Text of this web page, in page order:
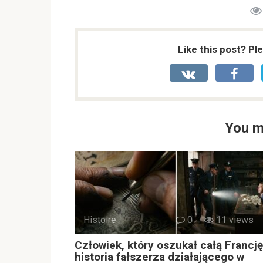
Like this post?
You
Histoire 0 11 views
Człowiek, który oszukał całą
historia fałszerza działającego w